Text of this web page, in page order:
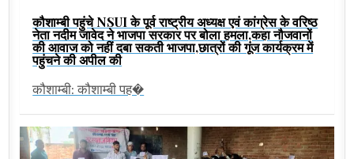
कौशाम्बी पहुंचे NSUI के पूर्व राष्ट्रीय अध्यक्ष एवं कांग्रेस के वरिष्ठ
नेता नदीम जावेद ने भाजपा सरकार पर बोला हमला,कहा नौजवानों
की आवाज को नहीं दबा सकती भाजपा,छात्रों की गूंज कार्यक्रम में
पहुंचने की अपील की
कौशाम्बी: कौशाम्बी पह�